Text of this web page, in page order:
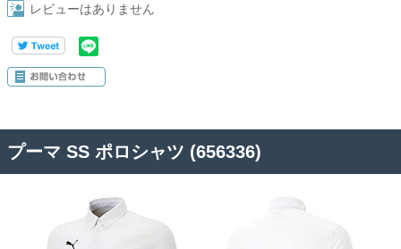
レビューはありません
プーマ SS ポロシャツ (656336)